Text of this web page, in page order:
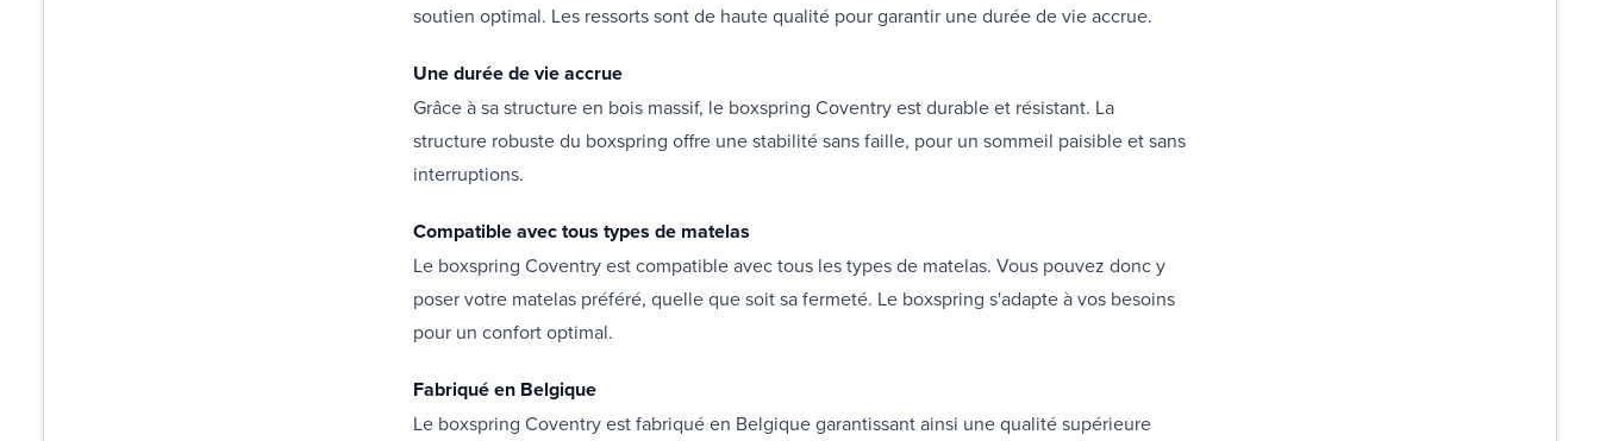
soutien optimal. Les ressorts sont de haute qualité pour garantir une durée de vie accrue.
Une durée de vie accrue
Grâce à sa structure en bois massif, le boxspring Coventry est durable et résistant. La
structure robuste du boxspring offre une stabilité sans faille, pour un sommeil paisible et sans
interruptions.
Compatible avec tous types de matelas
Le boxspring Coventry est compatible avec tous les types de matelas. Vous pouvez donc y
poser votre matelas préféré, quelle que soit sa fermeté. Le boxspring s'adapte à vos besoins
pour un confort optimal.
Fabriqué en Belgique
Le boxspring Coventry est fabriqué en Belgique garantissant ainsi une qualité supérieure